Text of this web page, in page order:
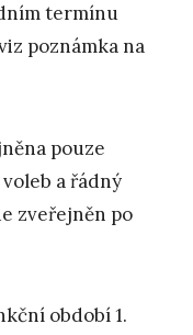
termínu
viz poznámka na
pouze
a řádný
zveřejněn po
období 1.